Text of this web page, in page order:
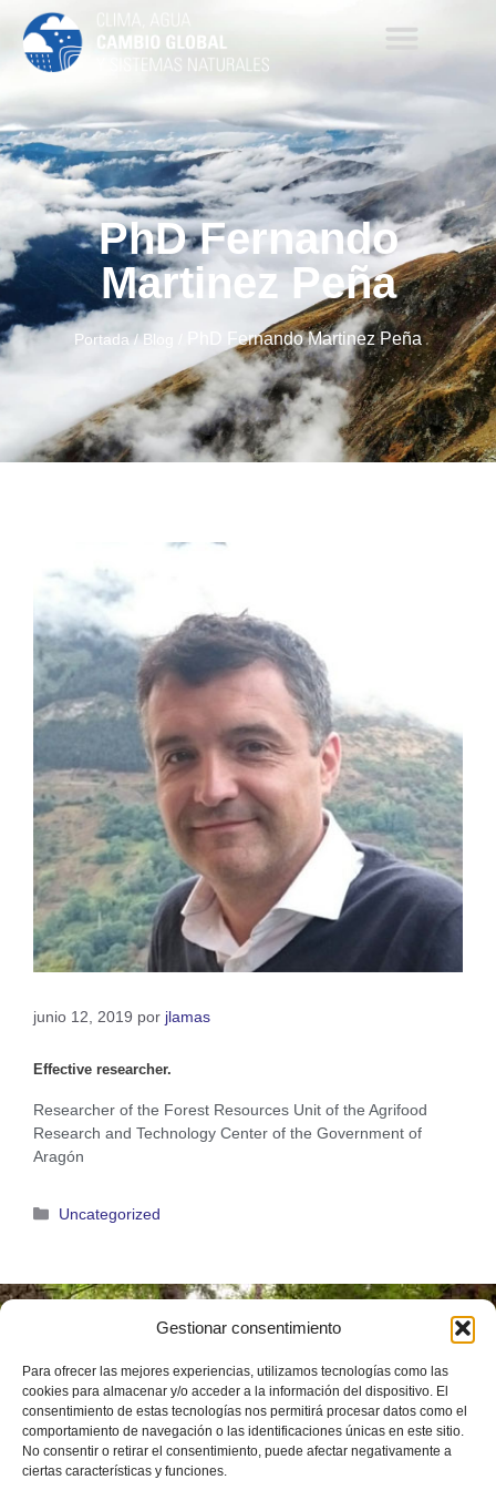
Gestionar consentimiento
Para ofrecer las mejores experiencias, utilizamos tecnologías como las
cookies para almacenar y/o acceder a la información del dispositivo. El
consentimiento de estas tecnologías nos permitirá procesar datos como el
comportamiento de navegación o las identificaciones únicas en este sitio.
No consentir o retirar el consentimiento, puede afectar negativamente a
ciertas características y funciones.
PhD Fernando
Martinez Peña
Portada /Blog PhD Fernando Martinez Peña
junio 12, 2019 por jlamas
Effective researcher.
Researcher of the Forest Resources Unit of the Agrifood
Research and Technology Center of the Government of
Aragón
Uncategorized
Investigación en
Ciencias
Ambientales de
Aragón (IUCA)
Calle de Pedro